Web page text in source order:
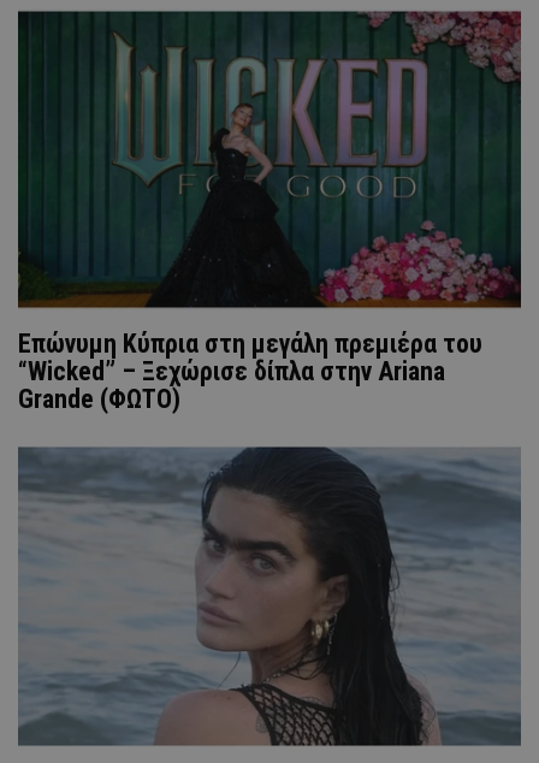
Επώνυμη Κύπρια στη μεγάλη πρεμιέρα του
“Wicked” – Ξεχώρισε δίπλα στην Ariana
Grande (ΦΩΤΟ)